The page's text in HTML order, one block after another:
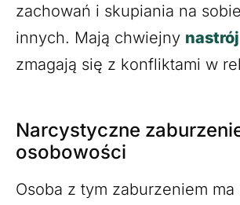
zachowań i skupiania na sobie
innych. Mają chwiejny nastrój
zmagają się z konfliktami w
Narcystyczne
osobowości
Osoba z tym zaburzeniem